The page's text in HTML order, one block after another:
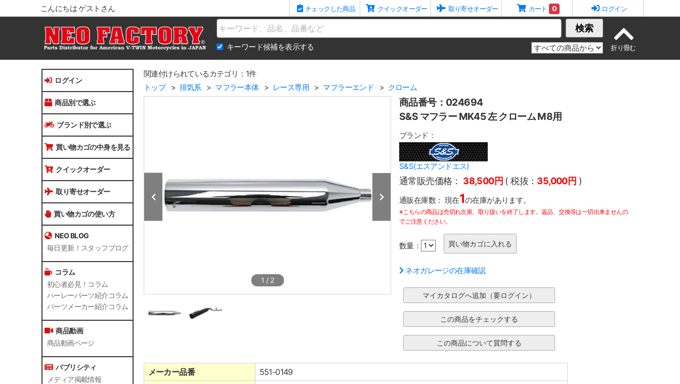
こんにちは ゲストさん チェックした商品 クイックオーダー 取り寄せオーダー カート 0 ログイン
Name 検索
キーワード候補を表示する
ログイン
商品別で選ぶ
ブランド別で選ぶ
買い物カゴの中身を見る
クイックオーダー
取り寄せオーダー
買い物カゴの使い方
NEO BLOG
毎日更新！スタッフブログ
コラム
初心者必見！コラム
ハーレーパーツ紹介コラム
パーツメーカー紹介コラム
商品動画
商品動画ページ
パブリシティ
メディア掲載情報
関連付けられているカテゴリ：1件
トップ
排気系 マフラー本体 レース専用 マフラーエンド クローム
1 / 2
商品番号：024694
S&S マフラー MK45 左 クローム M8用
ブランド：
S&S(エスアンドエス)
通常販売価格： 38,500円 ( 税抜： 35,000円 )
通販在庫数： 現在1の在庫があります。
※こちらの商品は売切れ次第、取り扱いを終了します。返品、交換等は一切出来ませんの
でご注意ください。
数量：
ネオガレージの在庫確認
メーカー品番
551-0149